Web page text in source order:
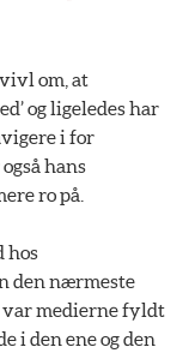
om, at
og ligeledes har
i for
hans
ro på.
hos
den nærmeste
var medierne fyldt
i den ene og den